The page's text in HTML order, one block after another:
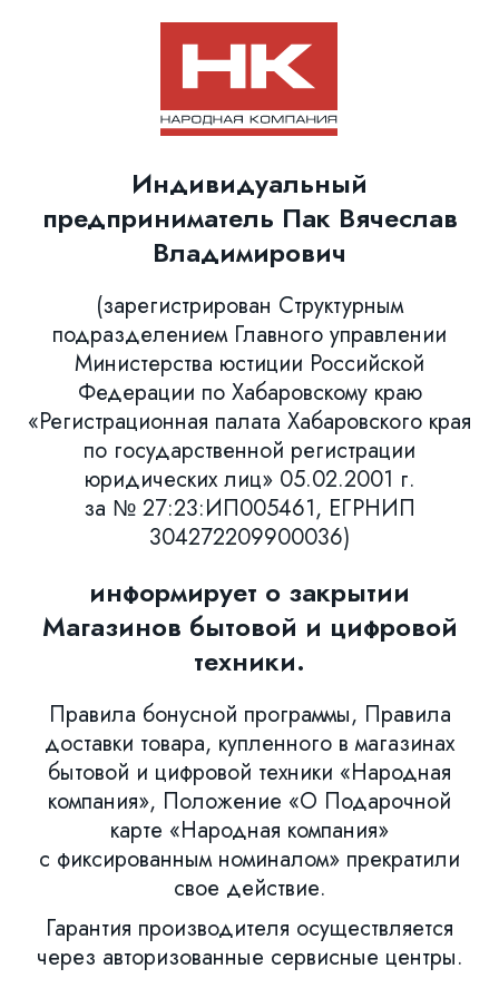
Индивидуальный
предприниматель Пак Вячеслав
Владимирович
(зарегистрирован Структурным
подразделением Главного управлении
Министерства юстиции Российской
Федерации по Хабаровскому краю
«Регистрационная палата Хабаровского края
по государственной регистрации
юридических лиц» 05.02.2001 г.
за № 27:23:ИП005461, ЕГРНИП
304272209900036)
информирует о закрытии
Магазинов бытовой и цифровой
техники.
Правила бонусной программы, Правила
доставки товара, купленного в магазинах
бытовой и цифровой техники «Народная
компания», Положение «О Подарочной
карте «Народная компания»
с фиксированным номиналом» прекратили
свое действие.
Гарантия производителя осуществляется
через авторизованные сервисные центры.